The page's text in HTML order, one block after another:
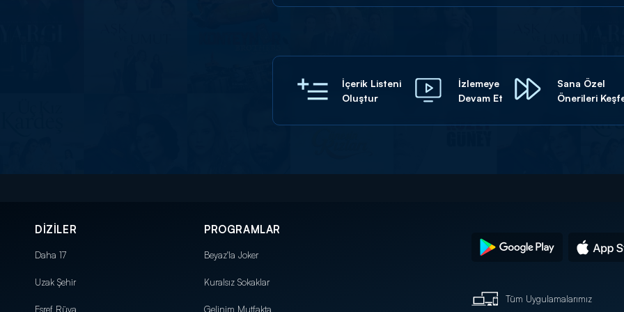
İçerik Listeni
Oluştur
İzlemeye
Devam Et
Sana Özel
Önerileri
DİZİLER
Daha 17
Uzak Şehir
Eşref Rüya
PROGRAMLAR
Beyaz'la Joker
Kuralsız Sokaklar
Gelinim Mutfakta
Tüm Uygulamalarımız